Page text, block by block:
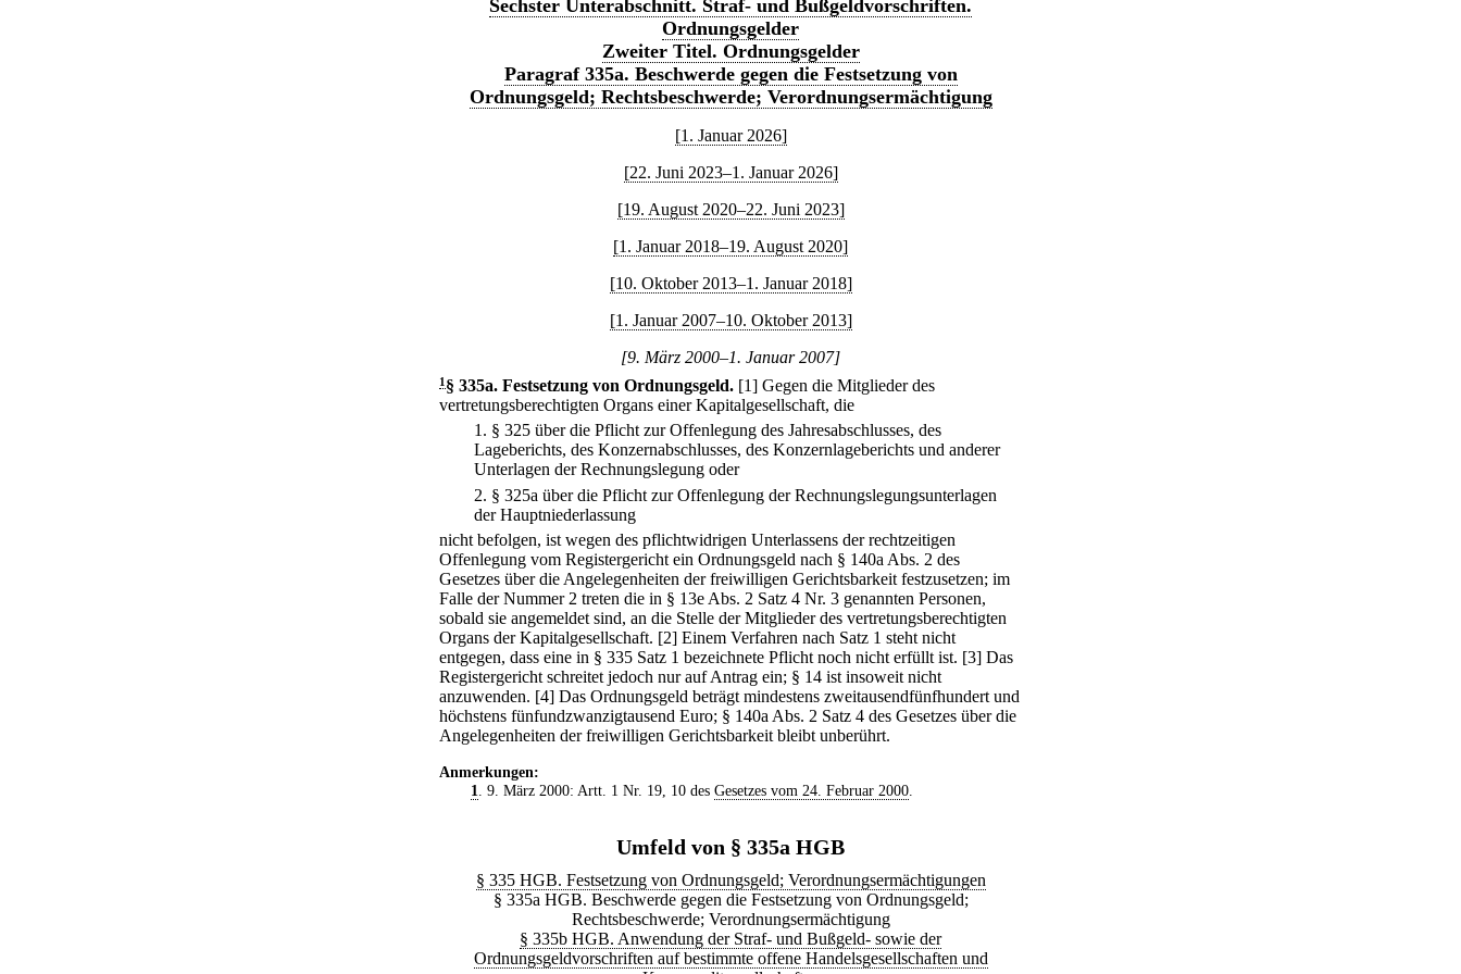
Sechster Unterabschnitt. Straf- und Bußgeldvorschriften.
Ordnungsgelder
Zweiter Titel. Ordnungsgelder
Paragraf 335a. Beschwerde gegen die Festsetzung von
Ordnungsgeld; Rechtsbeschwerde; Verordnungsermächtigung
[1. Januar 2026]
[22. Juni 2023–1. Januar 2026]
[19. August 2020–22. Juni 2023]
[1. Januar 2018–19. August 2020]
[10. Oktober 2013–1. Januar 2018]
[1. Januar 2007–10. Oktober 2013]
[9. März 2000–1. Januar 2007]
1 § 335a. Festsetzung von Ordnungsgeld. [1] Gegen die Mitglieder des
vertretungsberechtigten Organs einer Kapitalgesellschaft, die
1. § 325 über die Pflicht zur Offenlegung des Jahresabschlusses, des
Lageberichts, des Konzernabschlusses, des Konzernlageberichts und anderer
Unterlagen der Rechnungslegung oder
2. § 325a über die Pflicht zur Offenlegung der Rechnungslegungsunterlagen
der Hauptniederlassung
nicht befolgen, ist wegen des pflichtwidrigen Unterlassens der rechtzeitigen
Offenlegung vom Registergericht ein Ordnungsgeld nach § 140a Abs. 2 des
Gesetzes über die Angelegenheiten der freiwilligen Gerichtsbarkeit festzusetzen; im
Falle der Nummer 2 treten die in § 13e Abs. 2 Satz 4 Nr. 3 genannten Personen,
sobald sie angemeldet sind, an die Stelle der Mitglieder des vertretungsberechtigten
Organs der Kapitalgesellschaft. [2] Einem Verfahren nach Satz 1 steht nicht
entgegen, dass eine in § 335 Satz 1 bezeichnete Pflicht noch nicht erfüllt ist. [3] Das
Registergericht schreitet jedoch nur auf Antrag ein; § 14 ist insoweit nicht
anzuwenden. [4] Das Ordnungsgeld beträgt mindestens zweitausendfünfhundert und
höchstens fünfundzwanzigtausend Euro; § 140a Abs. 2 Satz 4 des Gesetzes über die
Angelegenheiten der freiwilligen Gerichtsbarkeit bleibt unberührt.
Anmerkungen:
1
. 9. März 2000: Artt. 1 Nr. 19, 10 des Gesetzes vom 24. Februar 2000.
Umfeld von § 335a HGB
§ 335 HGB. Festsetzung von Ordnungsgeld; Verordnungsermächtigungen
§ 335a HGB. Beschwerde gegen die Festsetzung von Ordnungsgeld;
Rechtsbeschwerde; Verordnungsermächtigung
§ 335b HGB. Anwendung der Straf- und Bußgeld- sowie der
Ordnungsgeldvorschriften auf bestimmte offene Handelsgesellschaften und